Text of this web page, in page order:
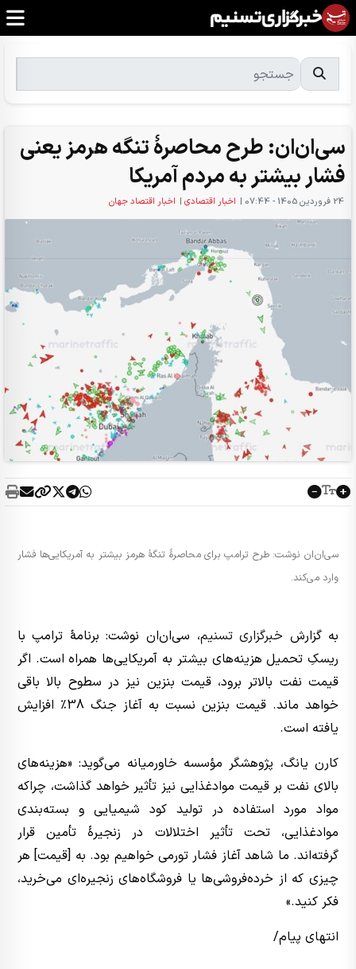
سی‌ان‌ان: طرح محاصرهٔ تنگه هرمز یعنی
فشار بیشتر به مردم آمریکا
24 فروردين 1405 - 07:44 | اخبار اقتصادی | اخبار اقتصاد جهان
سی‌ان‌ان نوشت: طرح ترامپ برای محاصرهٔ تنگهٔ هرمز بیشتر به آمریکایی‌ها فشار
وارد می‌کند.
به گزارش خبرگزاری تسنیم، سی‌ان‌ان نوشت: برنامهٔ ترامپ با
ریسکِ تحمیل هزینه‌های بیشتر به آمریکایی‌ها همراه است. اگر
قیمت نفت بالاتر برود، قیمت بنزین نیز در سطوح بالا باقی
خواهد ماند. قیمت بنزین نسبت به آغاز جنگ 38٪ افزایش
یافته است.
کارن یانگ، پژوهشگر مؤسسه خاورمیانه می‌گوید: «هزینه‌های
بالای نفت بر قیمت موادغذایی نیز تأثیر خواهد گذاشت، چراکه
مواد مورد استفاده در تولید کود شیمیایی و بسته‌بندی
موادغذایی، تحت تأثیر اختلالات در زنجیرهٔ تأمین قرار
گرفته‌اند. ما شاهد آغاز فشار تورمی خواهیم بود. به [قیمت] هر
چیزی که از خرده‌فروشی‌ها یا فروشگاه‌های زنجیره‌ای می‌خرید،
فکر کنید.»
انتهای پیام/